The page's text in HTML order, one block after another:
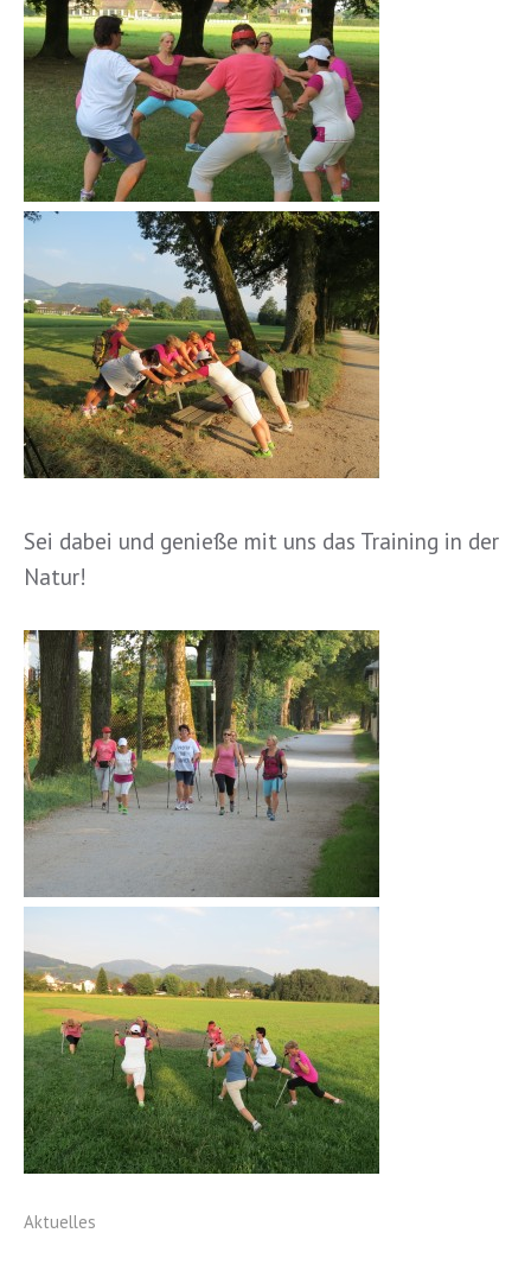
Sei dabei und genieße mit uns das Training in der
Natur!
Aktuelles